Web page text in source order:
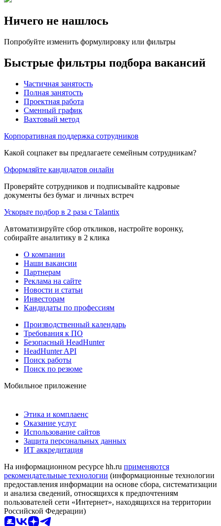
Ничего не нашлось
Попробуйте изменить формулировку или фильтры
Быстрые фильтры подбора вакансий
Частичная занятость
Полная занятость
Проектная работа
Сменный график
Вахтовый метод
Корпоративная поддержка сотрудников
Какой соцпакет вы предлагаете семейным сотрудникам?
Оформляйте кандидатов онлайн
Проверяйте сотрудников и подписывайте кадровые
документы без бумаг и личных встреч
Ускорьте подбор в 2 раза с Talantix
Автоматизируйте сбор откликов, настройте воронку,
собирайте аналитику в 2 клика
О компании
Наши вакансии
Партнерам
Реклама на сайте
Новости и статьи
Инвесторам
Кандидаты по профессиям
Производственный календарь
Требования к ПО
Безопасный HeadHunter
HeadHunter API
Поиск работы
Поиск по резюме
Мобильное приложение
Этика и комплаенс
Оказание услуг
Использование сайтов
Защита персональных данных
ИТ аккредитация
На информационном ресурсе hh.ru применяются
рекомендательные технологии (информационные технологии
предоставления информации на основе сбора, систематизации
и анализа сведений, относящихся к предпочтениям
пользователей сети «Интернет», находящихся на территории
Российской Федерации)